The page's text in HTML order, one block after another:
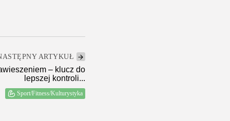
ARTYKUŁ
– klucz do
lepszej kontroli...
Sport/Fitness/Kulturystyka